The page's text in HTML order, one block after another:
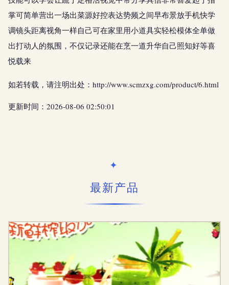
掌可简单营出一场出菜源好控表达势频之间早布景放手机快学
调镜头距离视角一样自己可在家里用小道具实轻松模体全单做
出打动人的氛围，不仅记录还能在烹一道升华自己照知好等喜
悦载来
如若转载，请注明出处：http://www.scmzxg.com/product/6.html
更新时间：2026-08-06 02:50:01
最新产品